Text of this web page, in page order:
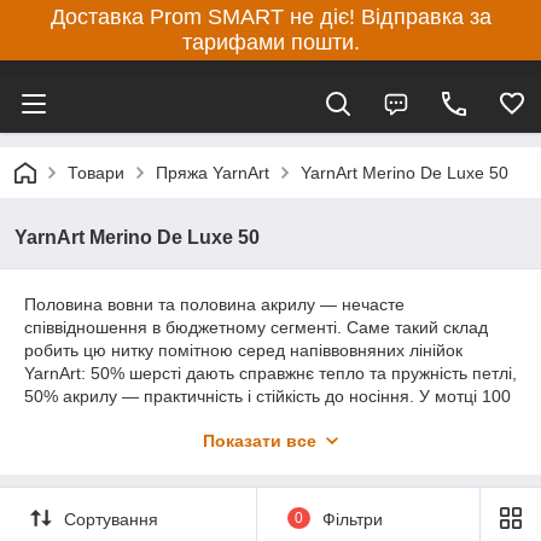
Доставка Prom SMART не діє! Відправка за
тарифами пошти.
Товари Пряжа YarnArt YarnArt Merino De Luxe 50
YarnArt Merino De Luxe 50
Половина вовни та половина акрилу — нечасте
співвідношення в бюджетному сегменті. Саме такий склад
робить цю нитку помітною серед напіввовняних лінійок
YarnArt: 50% шерсті дають справжнє тепло та пружність петлі,
50% акрилу — практичність і стійкість до носіння. У мотці 100
4 мм, гачок 4 мм. Поверхня гладка, не розшаровується, петлі
візерунках.
З Merino De Luxe 50 в'яжуть шапки, берети, шарфи, мітенки,
Показати все
Сортування 0 Фільтри